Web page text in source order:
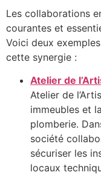
Les collaborations
courantes et
Voici deux
cette synergie :
Atelier de
Atelier de
immeubles et
plomberie.
société
sécuriser les
locaux